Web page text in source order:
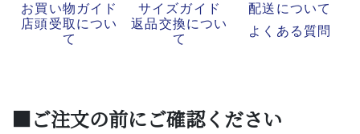
お買い物ガイド サイズガイド
配送について
店頭受取につい
て
返品交換につい
て
よくある質問
■ご注文の前にご確認ください